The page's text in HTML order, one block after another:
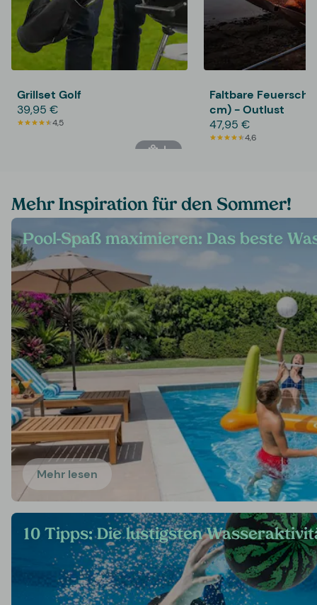
Grillset Golf
39,95 €
4,5
Faltbare
cm) - Outlust
47,95 €
4,6
Mehr Inspiration für den Sommer!
Pool-Spaß maximieren: Das beste
Mehr lesen
10 Tipps: Die lustigsten